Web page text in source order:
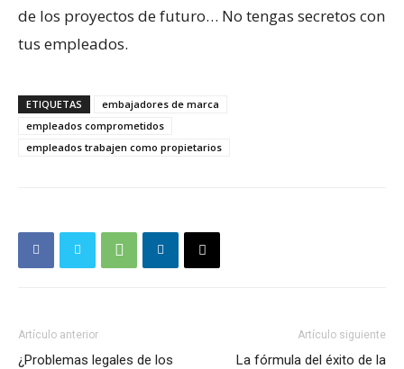
de los proyectos de futuro… No tengas secretos con
tus empleados.
ETIQUETAS
embajadores de marca
empleados comprometidos
empleados trabajen como propietarios
Artículo anterior
¿Problemas legales de los
Artículo siguiente
La fórmula del éxito de la